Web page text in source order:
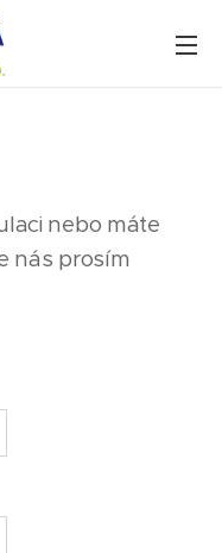
nebo máte
nás prosím